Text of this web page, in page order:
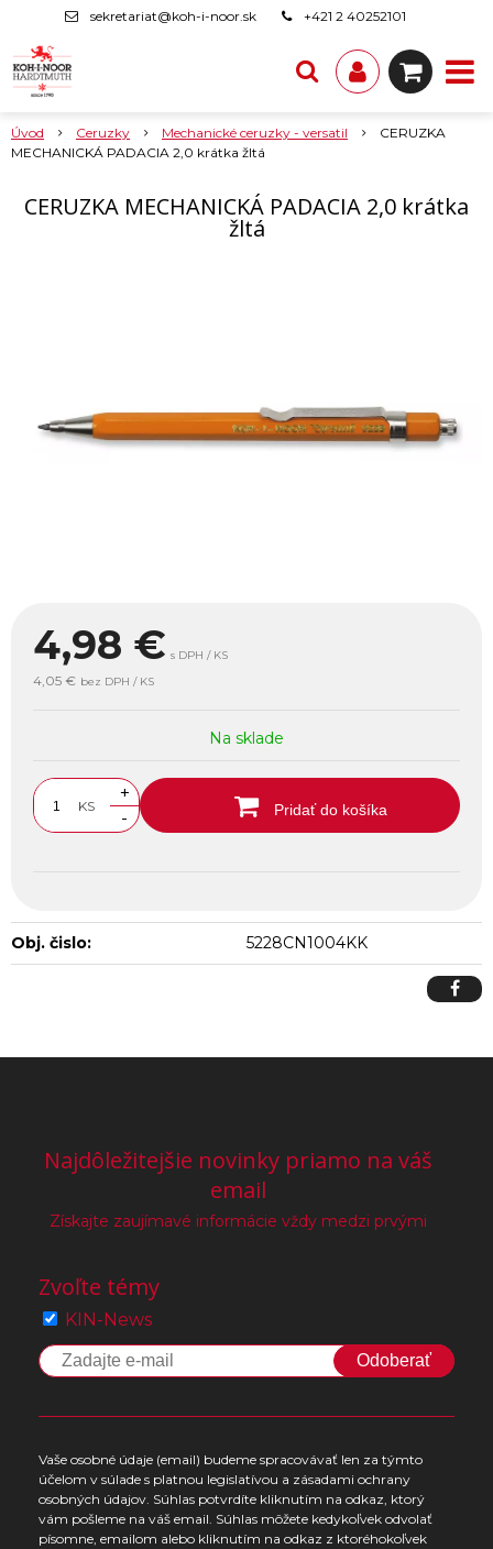
sekretariat@koh-i-noor.sk +421 2 40252101
Úvod Ceruzky Mechanické ceruzky - versatil
CERUZKA
MECHANICKÁ PADACIA 2,0 krátka žltá
CERUZKA MECHANICKÁ PADACIA 2,0 krátka
žltá
4,98 € s DPH / KS
4,05 € bez DPH / KS
Na sklade
KS
+
-
Pridať do košíka
Obj. čislo: 5228CN1004KK
Najdôležitejšie novinky priamo na váš
email
Získajte zaujímavé informácie vždy medzi prvými
Zvoľte témy
KIN-News
Odoberať
Vaše osobné údaje (email) budeme spracovávať len za týmto
účelom v súlade s platnou legislatívou a zásadami ochrany
osobných údajov. Súhlas potvrdíte kliknutím na odkaz, ktorý
vám pošleme na váš email. Súhlas môžete kedykoľvek odvolať
písomne, emailom alebo kliknutím na odkaz z ktoréhokoľvek